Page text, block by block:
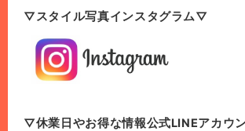
▽スタイル写真インスタグラム▽
▽休業日やお得な情報公式LINEアカウ